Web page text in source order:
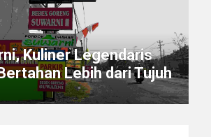
Kuliner Legendaris
Lebih dari Tujuh